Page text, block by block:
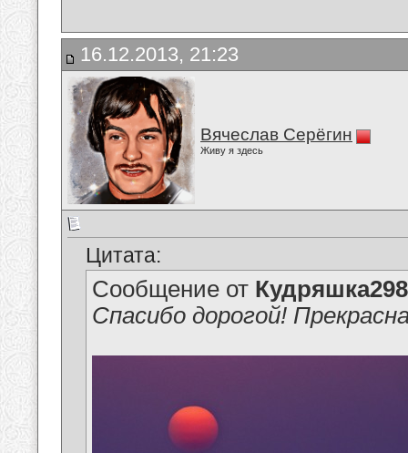
16.12.2013, 21:23
Вячеслав Серёгин
Живу я здесь
Цитата:
Сообщение от Кудряшка298
Спасибо дорогой!